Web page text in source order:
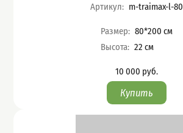
Артикул: m-traimax-l-80
Характеристики
Размер: 80*200 см
Высота: 22 см
Цена
10 000 руб.